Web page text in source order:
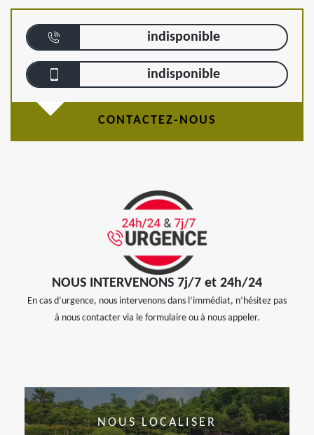
indisponible
indisponible
CONTACTEZ-NOUS
NOUS INTERVENONS 7j/7 et 24h/24
En cas d’urgence, nous intervenons dans l’immédiat, n’hésitez pas
à nous contacter via le formulaire ou à nous appeler.
NOUS LOCALISER